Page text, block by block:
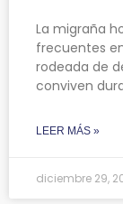
La migraña
frecuentes
rodeada de
conviven
LEER MÁS »
diciembre 29,